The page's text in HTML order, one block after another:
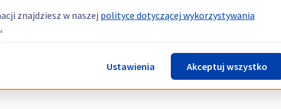
znajdziesz w naszej polityce dotyczącej wykorzystywania
Ustawienia Akceptuj wszystko